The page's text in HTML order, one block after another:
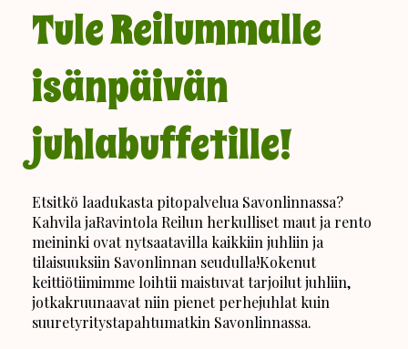
Tule Reilummalle
isänpäivän
juhlabuffetille!
Etsitkö laadukasta pitopalvelua Savonlinnassa?
Kahvila jaRavintola Reilun herkulliset maut ja rento
meininki ovat nytsaatavilla kaikkiin juhliin ja
tilaisuuksiin Savonlinnan seudulla!Kokenut
keittiötiimimme loihtii maistuvat tarjoilut juhliin,
jotkakruunaavat niin pienet perhejuhlat kuin
suuretyritystapahtumatkin Savonlinnassa.